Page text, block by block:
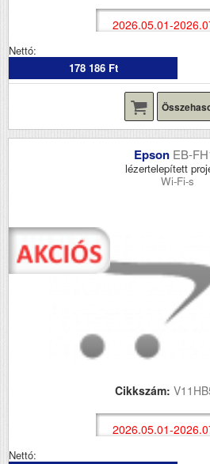
2026.05.01-
Nettó:
178 186 Ft
Epson EB-
lézertelepített
Wi-Fi-s
Cikkszám:
2026.05.01-
Nettó: